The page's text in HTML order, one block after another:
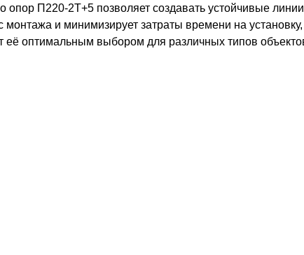
П220-2Т+5 позволяет создавать устойчивые
и минимизирует затраты времени на
её оптимальным выбором для различных типов